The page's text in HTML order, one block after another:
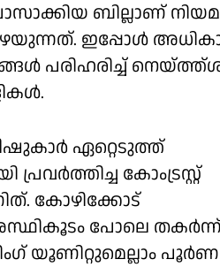
ബില്ലാണ് നിയമ
ഇപ്പോൾ
പരിഹരിച്ച്
ഏറ്റെടുത്ത്‌
പ്രവർത്തിച്ച കോംട്രസ്റ്റ്
കോഴിക്കോട്
പോലെ
യൂണിറ്റുമെല്ലാം